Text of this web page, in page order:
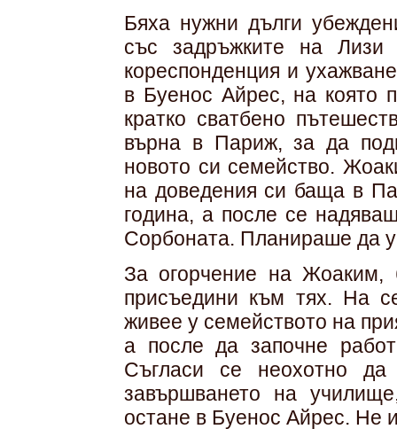
Бяха нужни дълги
със задръжките на
кореспонденция и
в Буенос Айрес, на която
кратко сватбено
върна в Париж, за да
новото си семейство.
на доведения си баща в
година, а после се
Сорбоната. Планираше да
За огорчение на Жоаким,
присъедини към тях. На
живее у семейството на
а после да започне
Съгласи се неохотно
завършването на
остане в Буенос Айрес. Не